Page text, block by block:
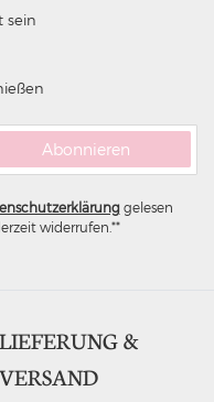
sein
Abonnieren
gelesen
widerrufen.**
LIEFERUNG &
VERSAND